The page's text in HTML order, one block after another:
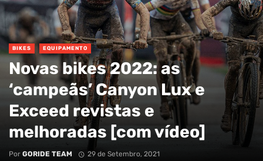
BIKES EQUIPAMENTO
Novas bikes 2022: as
‘campeãs’ Canyon Lux e
Exceed revistas e
melhoradas [com vídeo]
Por GORIDE TEAM 29 de Setembro, 2021